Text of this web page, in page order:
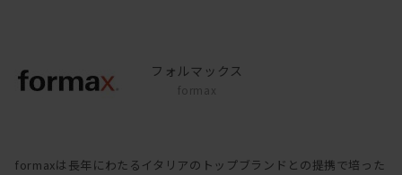
フォルマックス
formax
formaxは長年にわたるイタリアのトップブランドとの提携で培った